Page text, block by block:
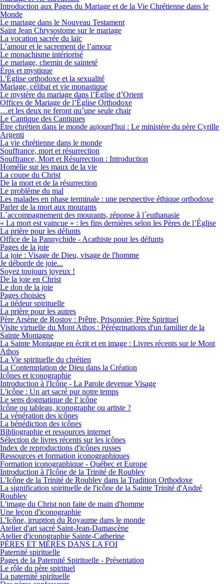
Introduction aux Pages du Mariage et de la Vie Chrétienne dans le
Monde
Le mariage dans le Nouveau Testament
Saint Jean Chrysostome sur le mariage
La vocation sacrée du laïc
L’amour et le sacrement de l’amour
Le monachisme intériorisé
Le mariage, chemin de sainteté
Éros et mystique
L'Église orthodoxe et la sexualité
Mariage, célibat et vie monastique
Le mystère du mariage dans l’Église d’Orient
Offices de Mariage de l’Église Orthodoxe
…et les deux ne feront qu’une seule chair
Le Cantique des Cantiques
Être chrétien dans le monde aujourd'hui : Le ministère du père Cyrille
Argenti
La vie chrétienne dans le monde
Souffrance, mort et résurrection
Souffrance, Mort et Résurrection : Introduction
Homélie sur les maux de la vie
La coupe du Christ
De la mort et de la résurrection
Le problème du mal
Les malades en phase terminale : une perspective éthique orthodoxe
Parler de la mort aux mourants
L´accompagnement des mourants, réponse à l´euthanasie
« La mort est vaincue » : les fins dernières selon les Pères de l’Église
La prière pour les défunts
Office de la Pannychide - Acathiste pour les défunts
Pages de la joie
La joie : Visage de Dieu, visage de l'homme
Je déborde de joie...
Soyez toujours joyeux !
De la joie en Christ
Le don de la joie
Pages choisies
La tiédeur spirituelle
La prière pour les autres
Père Arsène de Rostov : Prêtre, Prisonnier, Père Spirituel
Visite virtuelle du Mont Athos : Pérégrinations d'un familier de la
Sainte Montagne
La Sainte Montagne en écrit et en image : Livres récents sur le Mont
Athos
La Vie spirituelle du chrétien
La Contemplation de Dieu dans la Création
Icônes et iconographie
Introduction à l'Icône - La Parole devenue Visage
L'icône : Un art sacré pur notre temps
Le sens dogmatique de l' icône
Icône ou tableau, iconographe ou artiste ?
La vénération des icônes
La bénédiction des icônes
Bibliographie et ressources internet
Sélection de livres récents sur les icônes
Index de reproductions d'icônes russes
Ressources et formation iconographiques
Formation iconographique - Québec et Europe
Introduction à l'Icône de la Trinité de Roublev
L'Icône de la Trinité de Roublev dans la Tradition Orthodoxe
La signification spirituelle de l'icône de la Sainte Trinité d'André
Roublev
L'image du Christ non faite de main d'homme
Une leçon d'iconographie
L'Icône, irruption du Royaume dans le monde
Atelier d'art sacré Saint-Jean-Damascène
Atelier d'iconographie Sainte-Catherine
PÈRES ET MÈRES DANS LA FOI
Paternité spirituelle
Pages de la Paternité Spirituelle - Présentation
Le rôle du père spirituel
La paternité spirituelle